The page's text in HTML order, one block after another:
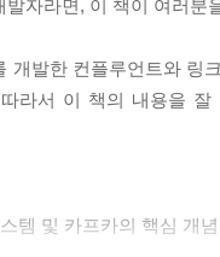
에 카프카 설치하기 __
...... 317
설치하는 방법과 자바
발자라면, 이 책이 여러분
개발한 컨플루언트와 링
라서 이 책의 내용을
템 및 카프카의 핵심 개